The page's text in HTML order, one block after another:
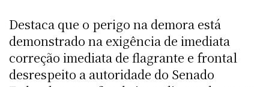
Destaca que o perigo na demora está
demonstrado na exigência de imediata
correção imediata de flagrante e frontal
desrespeito a autoridade do Senado